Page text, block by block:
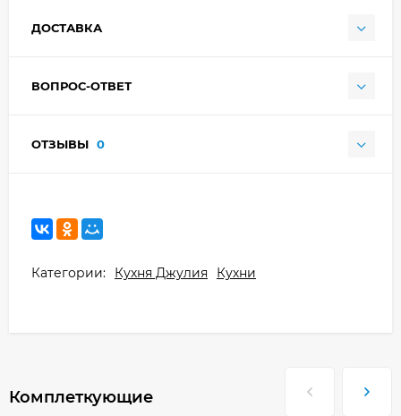
ДОСТАВКА
ВОПРОС-ОТВЕТ
ОТЗЫВЫ 0
Категории: Кухня Джулия Кухни
Комплеткующие